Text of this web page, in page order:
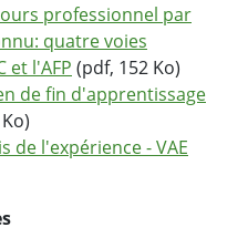
professionnel par
quatre voies
et l'AFP (pdf, 152 Ko)
de fin d'apprentissage
de l'expérience - VAE